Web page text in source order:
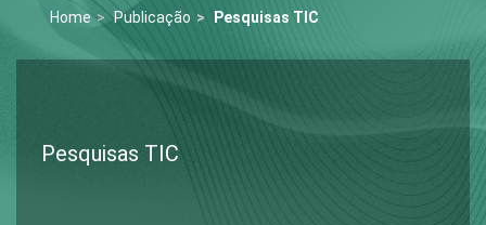
Home Publicação Pesquisas TIC
Pesquisas TIC